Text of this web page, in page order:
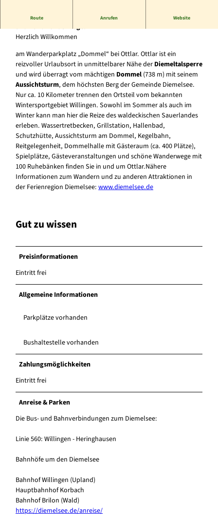
Route Anrufen Website
Der Wanderparkplatz ist Ausgangspunkt zahlreicher Wander-
und Rundwanderwege.
Herzlich Willkommen
am Wanderparkplatz „Dommel“ bei Ottlar. Ottlar ist ein
reizvoller Urlaubsort in unmittelbarer Nähe der Diemeltalsperre
und wird überragt vom mächtigen Dommel (738 m) mit seinem
Aussichtsturm, dem höchsten Berg der Gemeinde Diemelsee.
Nur ca. 10 Kilometer trennen den Ortsteil vom bekannten
Wintersportgebiet Willingen. Sowohl im Sommer als auch im
Winter kann man hier die Reize des waldeckischen Sauerlandes
erleben. Wassertretbecken, Grillstation, Hallenbad,
Schutzhütte, Aussichtsturm am Dommel, Kegelbahn,
Reitgelegenheit, Dommelhalle mit Gästeraum (ca. 400 Plätze),
Spielplätze, Gästeveranstaltungen und schöne Wanderwege mit
100 Ruhebänken finden Sie in und um Ottlar.Nähere
Informationen zum Wandern und zu anderen Attraktionen in
der Ferienregion Diemelsee: www.diemelsee.de
Gut zu wissen
Preisinformationen
Eintritt frei
Allgemeine Informationen
Parkplätze vorhanden
Bushaltestelle vorhanden
Zahlungsmöglichkeiten
Eintritt frei
Anreise & Parken
Die Bus- und Bahnverbindungen zum Diemelsee:
Linie 560: Willingen - Heringhausen
Bahnhöfe um den Diemelsee
Bahnhof Willingen (Upland)
Hauptbahnhof Korbach
Bahnhof Brilon (Wald)
https://diemelsee.de/anreise/